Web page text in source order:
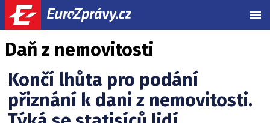
Daň z nemovitosti
Končí lhůta pro podání
přiznání k dani z nemovitosti.